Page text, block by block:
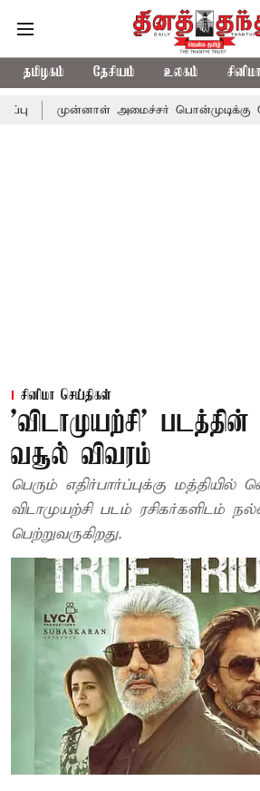
தமிழகம் தேசியம் உலகம் சினிமா
அமைச்சர் பொன்முடிக்கு சென்னை
சினிமா செய்திகள்
'விடாமுயற்சி'
வசூல் விவரம்
பெரும் எதிர்பார்ப்புக்கு மத்தியில்
விடாமுயற்சி படம் ரசிகர்களிடம்
பெற்றுவருகிறது.